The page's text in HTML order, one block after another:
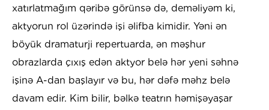
xatırlatmağım qəribə görünsə də, deməliyəm ki,
aktyorun rol üzərində işi əlifba kimidir. Yəni ən
böyük dramaturji repertuarda, ən məşhur
obrazlarda çıxış edən aktyor belə hər yeni səhnə
işinə A-dan başlayır və bu, hər dəfə məhz belə
davam edir. Kim bilir, bəlkə teatrın həmişəyaşar